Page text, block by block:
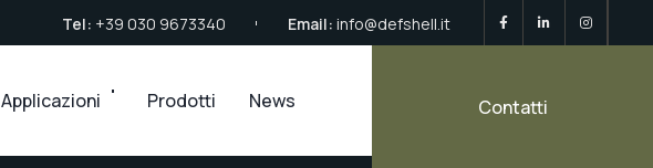
Tel: +39 030 9673340 Email: info@defshell.it
Applicazioni Prodotti News Contatti